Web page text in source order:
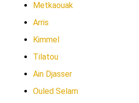
Metkaouak
Arris
Kimmel
Tilatou
Ain Djasser
Ouled Selam